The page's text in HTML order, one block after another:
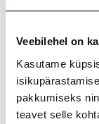
Veebilehel on
Kasutame
pakkumiseks
teavet selle
VIIMISTLUS
NCS S0502-Y